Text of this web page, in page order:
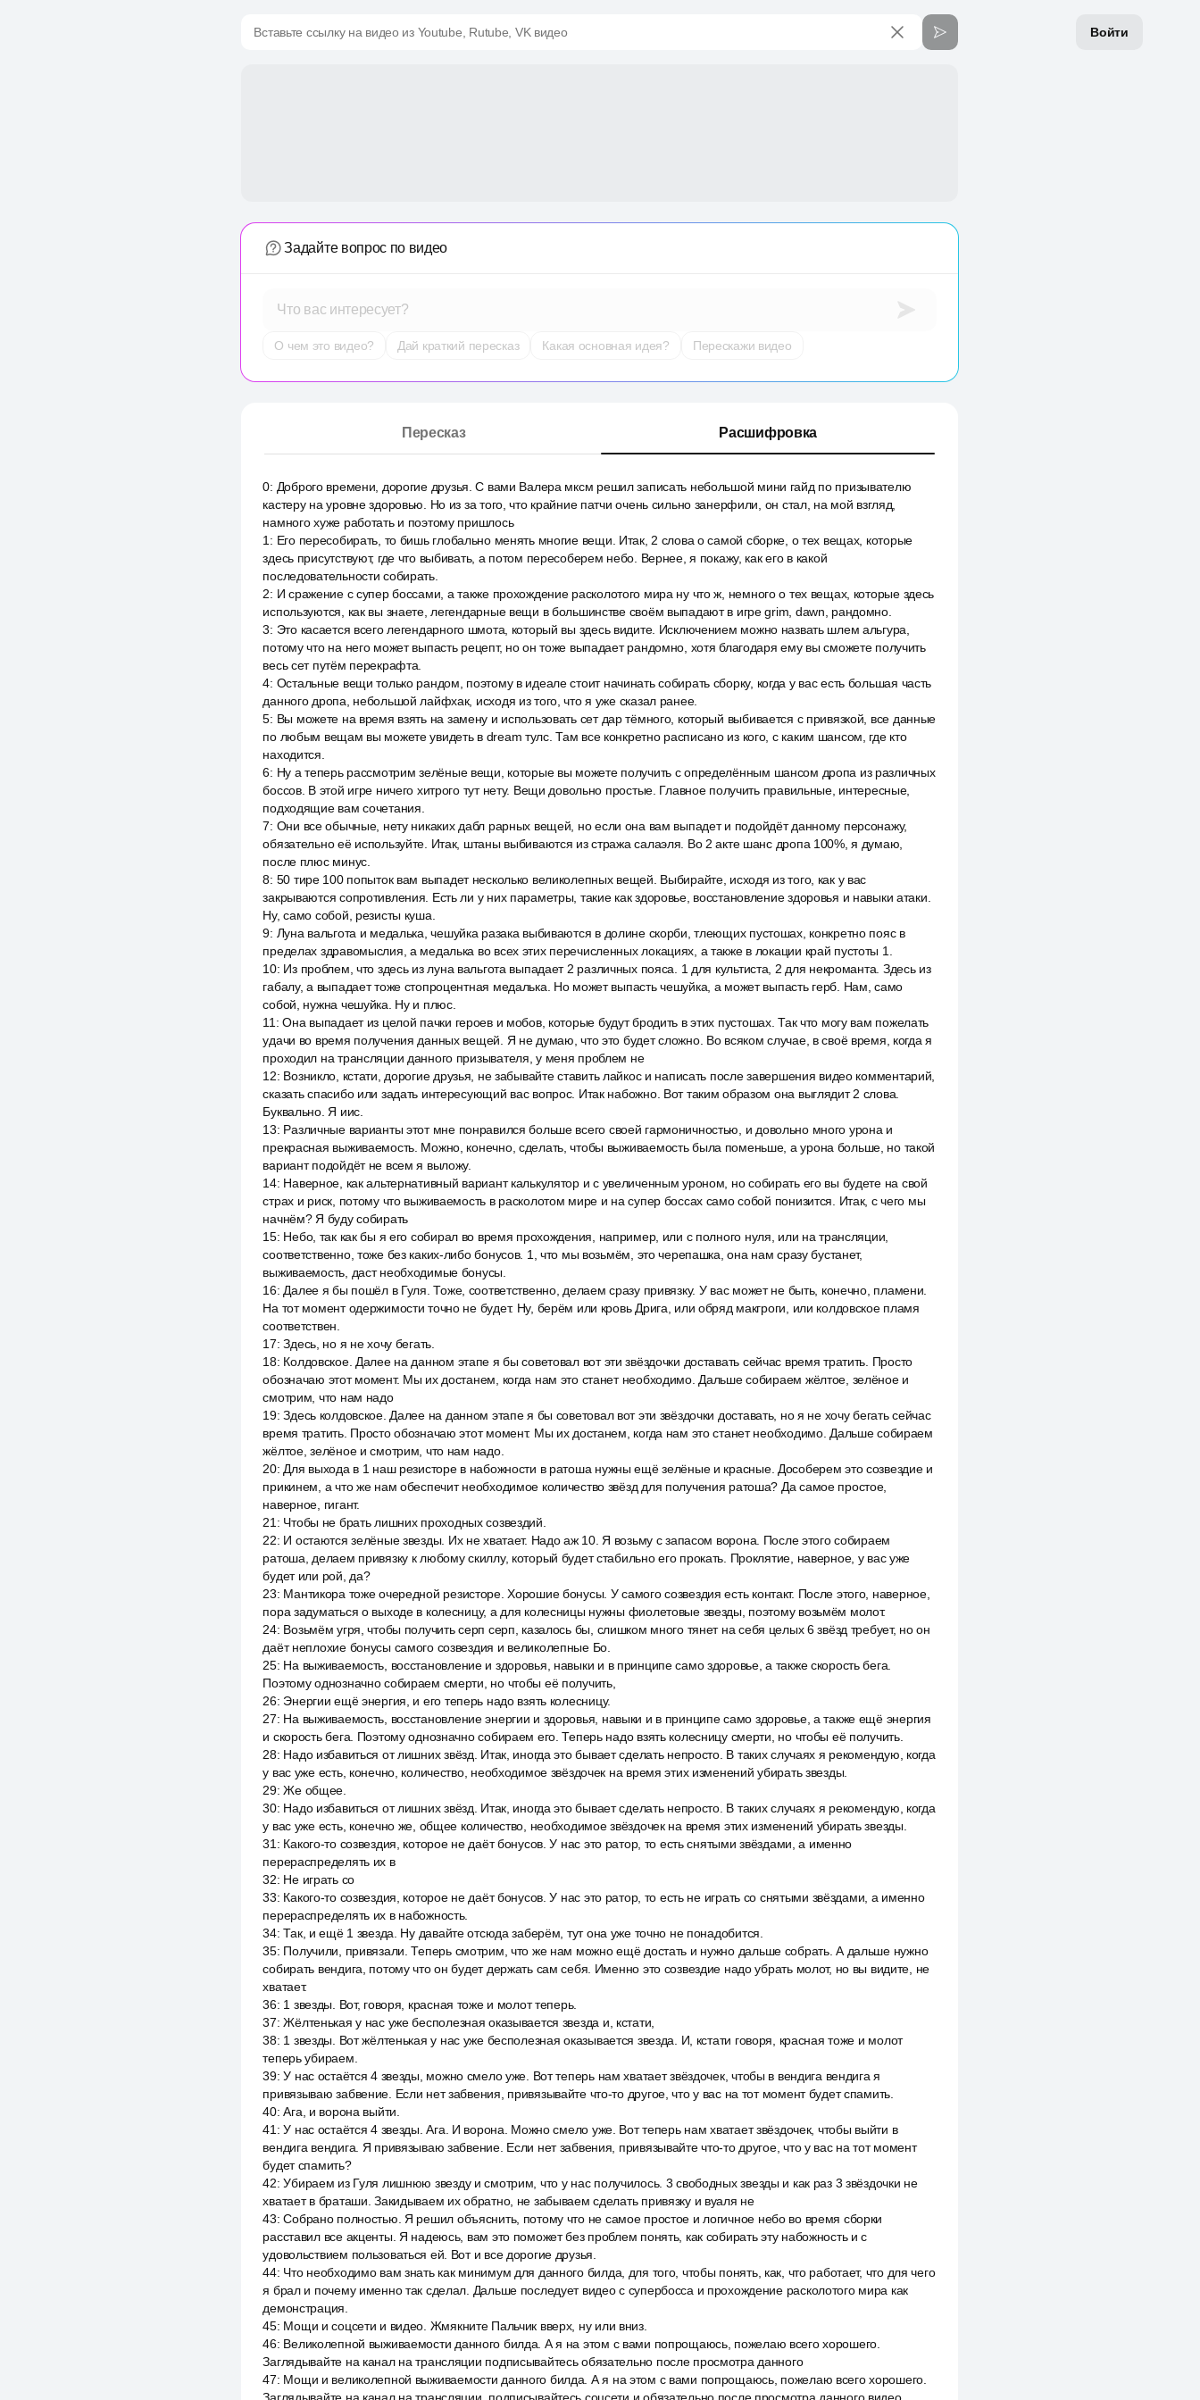
Войти
Вставьте ссылку на видео из Youtube, Rutube, VK видео
Задайте вопрос по видео
Что вас интересует?
О чем это видео? Дай краткий пересказ Какая основная идея? Перескажи видео
Пересказ Расшифровка
0: Доброго времени, дорогие друзья. С вами Валера мксм решил записать небольшой мини гайд по призывателю
кастеру на уровне здоровью. Но из за того, что крайние патчи очень сильно занерфили, он стал, на мой взгляд,
намного хуже работать и поэтому пришлось
1 : Его пересобирать, то бишь глобально менять многие вещи. Итак, 2 слова о самой сборке, о тех вещах, которые
здесь присутствуют, где что выбивать, а потом пересоберем небо. Вернее, я покажу, как его в какой
последовательности собирать.
2: И сражение с супер боссами, а также прохождение расколотого мира ну что ж, немного о тех вещах, которые здесь
используются, как вы знаете, легендарные вещи в большинстве своём выпадают в игре grim, dawn, рандомно.
3: Это касается всего легендарного шмота, который вы здесь видите. Исключением можно назвать шлем альгура,
потому что на него может выпасть рецепт, но он тоже выпадает рандомно, хотя благодаря ему вы сможете получить
весь сет путём перекрафта.
4: Остальные вещи только рандом, поэтому в идеале стоит начинать собирать сборку, когда у вас есть большая часть
данного дропа, небольшой лайфхак, исходя из того, что я уже сказал ранее.
5: Вы можете на время взять на замену и использовать сет дар тёмного, который выбивается с привязкой, все данные
по любым вещам вы можете увидеть в dream тулс. Там все конкретно расписано из кого, с каким шансом, где кто
находится.
6: Ну а теперь рассмотрим зелёные вещи, которые вы можете получить с определённым шансом дропа из различных
боссов. В этой игре ничего хитрого тут нету. Вещи довольно простые. Главное получить правильные, интересные,
подходящие вам сочетания.
7: Они все обычные, нету никаких дабл рарных вещей, но если она вам выпадет и подойдёт данному персонажу,
обязательно её используйте. Итак, штаны выбиваются из стража салаэля. Во 2 акте шанс дропа 100%, я думаю,
после плюс минус.
8: 50 тире 100 попыток вам выпадет несколько великолепных вещей. Выбирайте, исходя из того, как у вас
закрываются сопротивления. Есть ли у них параметры, такие как здоровье, восстановление здоровья и навыки атаки.
Ну, само собой, резисты куша.
9: Луна вальгота и медалька, чешуйка разака выбиваются в долине скорби, тлеющих пустошах, конкретно пояс в
пределах здравомыслия, а медалька во всех этих перечисленных локациях, а также в локации край пустоты 1.
10: Из проблем, что здесь из луна вальгота выпадает 2 различных пояса. 1 для культиста, 2 для некроманта. Здесь из
габалу, а выпадает тоже стопроцентная медалька. Но может выпасть чешуйка, а может выпасть герб. Нам, само
собой, нужна чешуйка. Ну и плюс.
11 :Она выпадает из целой пачки героев и мобов, которые будут бродить в этих пустошах. Так что могу вам пожелать
удачи во время получения данных вещей. Я не думаю, что это будет сложно. Во всяком случае, в своё время, когда я
проходил на трансляции данного призывателя, у меня проблем не
12: Возникло, кстати, дорогие друзья, не забывайте ставить лайкос и написать после завершения видео комментарий,
сказать спасибо или задать интересующий вас вопрос. Итак набожно. Вот таким образом она выглядит 2 слова.
Буквально. Я иис.
13: Различные варианты этот мне понравился больше всего своей гармоничностью, и довольно много урона и
прекрасная выживаемость. Можно, конечно, сделать, чтобы выживаемость была поменьше, а урона больше, но такой
вариант подойдёт не всем я выложу.
14: Наверное, как альтернативный вариант калькулятор и с увеличенным уроном, но собирать его вы будете на свой
страх и риск, потому что выживаемость в расколотом мире и на супер боссах само собой понизится. Итак, с чего мы
начнём? Я буду собирать
15: Небо, так как бы я его собирал во время прохождения, например, или с полного нуля, или на трансляции,
соответственно, тоже без каких-либо бонусов. 1, что мы возьмём, это черепашка, она нам сразу бустанет,
выживаемость, даст необходимые бонусы.
16: Далее я бы пошёл в Гуля. Тоже, соответственно, делаем сразу привязку. У вас может не быть, конечно, пламени.
На тот момент одержимости точно не будет. Ну, берём или кровь Дрига, или обряд макгроги, или колдовское пламя
соответствен.
17:Здесь, но я не хочу бегать.
18: Колдовское. Далее на данном этапе я бы советовал вот эти звёздочки доставать сейчас время тратить. Просто
обозначаю этот момент. Мы их достанем, когда нам это станет необходимо. Дальше собираем жёлтое, зелёное и
смотрим, что нам надо
19:Здесь колдовское. Далее на данном этапе я бы советовал вот эти звёздочки доставать, но я не хочу бегать сейчас
время тратить. Просто обозначаю этот момент. Мы их достанем, когда нам это станет необходимо. Дальше собираем
жёлтое, зелёное и смотрим, что нам надо.
20: Для выхода в 1 наш резисторе в набожности в ратоша нужны ещё зелёные и красные. Дособерем это созвездие и
прикинем, а что же нам обеспечит необходимое количество звёзд для получения ратоша? Да самое простое,
наверное, гигант.
21 : Чтобы не брать лишних проходных созвездий.
22: И остаются зелёные звезды. Их не хватает. Надо аж 10. Я возьму с запасом ворона. После этого собираем
ратоша, делаем привязку к любому скиллу, который будет стабильно его прокать. Проклятие, наверное, у вас уже
будет или рой, да?
23: Мантикора тоже очередной резисторе. Хорошие бонусы. У самого созвездия есть контакт. После этого, наверное,
пора задуматься о выходе в колесницу, а для колесницы нужны фиолетовые звезды, поэтому возьмём молот.
24: Возьмём угря, чтобы получить серп серп, казалось бы, слишком много тянет на себя целых 6 звёзд требует, но он
даёт неплохие бонусы самого созвездия и великолепные Бо.
25: На выживаемость, восстановление и здоровья, навыки и в принципе само здоровье, а также скорость бега.
Поэтому однозначно собираем смерти, но чтобы её получить,
26: Энергии ещё энергия, и его теперь надо взять колесницу.
27: На выживаемость, восстановление энергии и здоровья, навыки и в принципе само здоровье, а также ещё энергия
и скорость бега. Поэтому однозначно собираем его. Теперь надо взять колесницу смерти, но чтобы её получить.
28: Надо избавиться от лишних звёзд. Итак, иногда это бывает сделать непросто. В таких случаях я рекомендую, когда
у вас уже есть, конечно, количество, необходимое звёздочек на время этих изменений убирать звезды.
29:Же общее.
30: Надо избавиться от лишних звёзд. Итак, иногда это бывает сделать непросто. В таких случаях я рекомендую, когда
у вас уже есть, конечно же, общее количество, необходимое звёздочек на время этих изменений убирать звезды.
31 : Какого-то созвездия, которое не даёт бонусов. У нас это ратор, то есть снятыми звёздами, а именно
перераспределять их в
32: Не играть со
33: Какого-то созвездия, которое не даёт бонусов. У нас это ратор, то есть не играть со снятыми звёздами, а именно
перераспределять их в набожность.
34:Так, и ещё 1 звезда. Ну давайте отсюда заберём, тут она уже точно не понадобится.
35: Получили, привязали. Теперь смотрим, что же нам можно ещё достать и нужно дальше собрать. А дальше нужно
собирать вендига, потому что он будет держать сам себя. Именно это созвездие надо убрать молот, но вы видите, не
хватает.
36: 1 звезды. Вот, говоря, красная тоже и молот теперь.
37:Жёлтенькая у нас уже бесполезная оказывается звезда и, кстати,
38: 1 звезды. Вот жёлтенькая у нас уже бесполезная оказывается звезда. И, кстати говоря, красная тоже и молот
теперь убираем.
39:У нас остаётся 4 звезды, можно смело уже. Вот теперь нам хватает звёздочек, чтобы в вендига вендига я
привязываю забвение. Если нет забвения, привязывайте что-то другое, что у вас на тот момент будет спамить.
40:Ага, и ворона выйти.
41 :У нас остаётся 4 звезды. Ага. И ворона. Можно смело уже. Вот теперь нам хватает звёздочек, чтобы выйти в
вендига вендига. Я привязываю забвение. Если нет забвения, привязывайте что-то другое, что у вас на тот момент
будет спамить?
42:Убираем из Гуля лишнюю звезду и смотрим, что у нас получилось. 3 свободных звезды и как раз 3 звёздочки не
хватает в браташи. Закидываем их обратно, не забываем сделать привязку и вуаля не
43:Собрано полностью. Я решил объяснить, потому что не самое простое и логичное небо во время сборки
расставил все акценты. Я надеюсь, вам это поможет без проблем понять, как собирать эту набожность и с
удовольствием пользоваться ей. Вот и все дорогие друзья.
44: Что необходимо вам знать как минимум для данного билда, для того, чтобы понять, как, что работает, что для чего
я брал и почему именно так сделал. Дальше последует видео с супербосса и прохождение расколотого мира как
демонстрация.
45: Мощи и соцсети и видео. Жмякните Пальчик вверх, ну или вниз.
46: Великолепной выживаемости данного билда. А я на этом с вами попрощаюсь, пожелаю всего хорошего.
Заглядывайте на канал на трансляции подписывайтесь обязательно после просмотра данного
47: Мощи и великолепной выживаемости данного билда. А я на этом с вами попрощаюсь, пожелаю всего хорошего.